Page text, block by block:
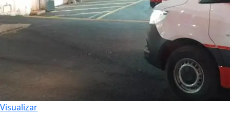
Visualizar